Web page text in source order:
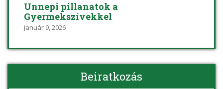
Ünnepi pillanatok a
Gyermekszívekkel
január 9, 2026
Beiratkozás